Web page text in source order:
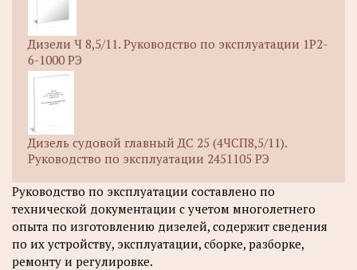
Дизели Ч 8,5/11. Руководство по эксплуатации 1Р2-
6-1000 РЭ
Дизель судовой главный ДС 25 (4ЧСП8,5/11).
Руководство по эксплуатации 2451105 РЭ
Руководство по эксплуатации составлено по
технической документации с учетом многолетнего
опыта по изготовлению дизелей, содержит сведения
по их устройству, эксплуатации, сборке, разборке,
ремонту и регулировке.